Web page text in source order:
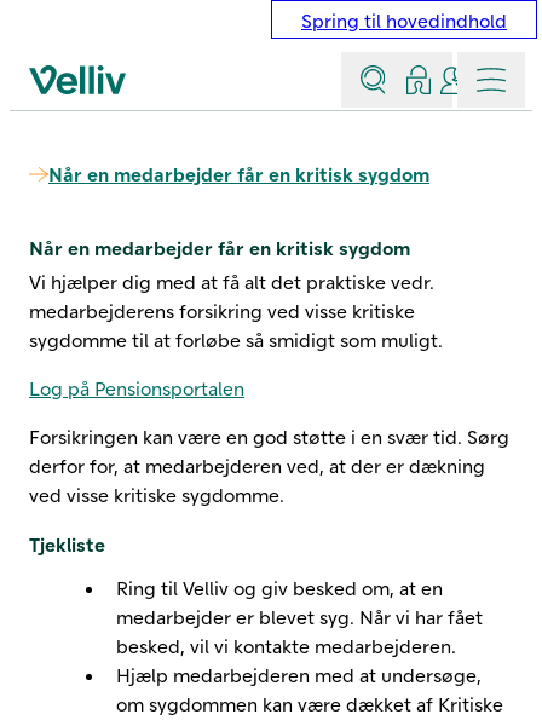
Spring til hovedindhold
Velliv startside
Søg Log indKontakt
Menu
Når en medarbejder får en kritisk sygdom
Når en medarbejder får en kritisk sygdom
Vi hjælper dig med at få alt det praktiske vedr.
medarbejderens forsikring ved visse kritiske
sygdomme til at forløbe så smidigt som muligt.
Log på Pensionsportalen
Forsikringen kan være en god støtte i en svær tid. Sørg
derfor for, at medarbejderen ved, at der er dækning
ved visse kritiske sygdomme.
Tjekliste
Ring til Velliv og giv besked om, at en
medarbejder er blevet syg. Når vi har fået
besked, vil vi kontakte medarbejderen.
Hjælp medarbejderen med at undersøge,
om sygdommen kan være dækket af Kritiske